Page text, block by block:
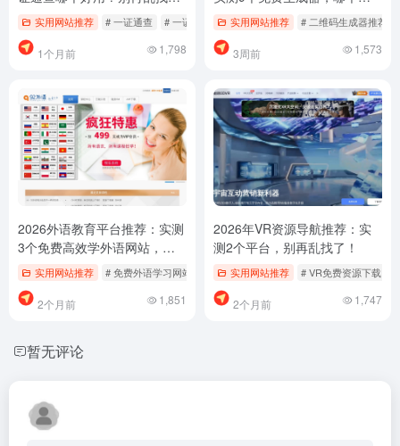
了，我帮你筛过这1个最稳
实用网站推荐 # 一证通查 # 一证通查哪个好用 # 免费查名下手机号
1个月前 1,798
用？别再乱找了
实用网站推荐 # 二维码生成器推荐
3周前 1,573
2026外语教育平台推荐：实测
3个免费高效学外语网站，别
再乱找了
实用网站推荐 # 免费外语学习网站 # 外语学习资源下载 # 外语教育平台哪个
2个月前 1,851
2026年VR资源导航推荐：实
测2个平台，别再乱找了！
实用网站推荐 # VR免费资源下载
2个月前 1,747
暂无评论